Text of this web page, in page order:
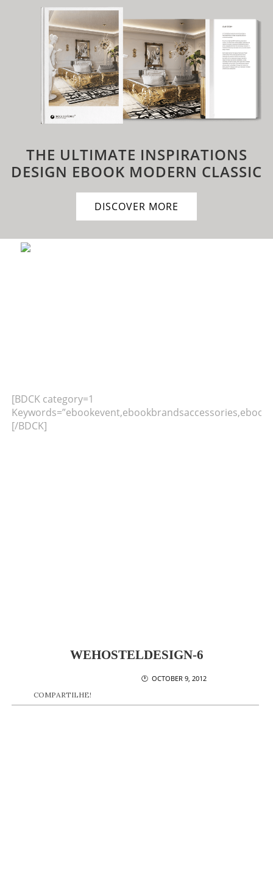
THE ULTIMATE INSPIRATIONS
DESIGN EBOOK MODERN CLASSIC
DISCOVER MORE
[BDCK category=1
[/BDCK]
WEHOSTELDESIGN-6
🕐 OCTOBER 9, 2012
COMPARTILHE!